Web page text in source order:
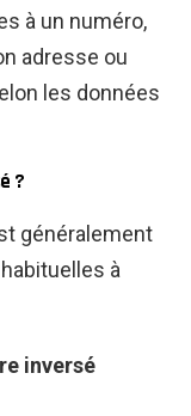
à un numéro,
adresse ou
les données
?
généralement
à
inversé